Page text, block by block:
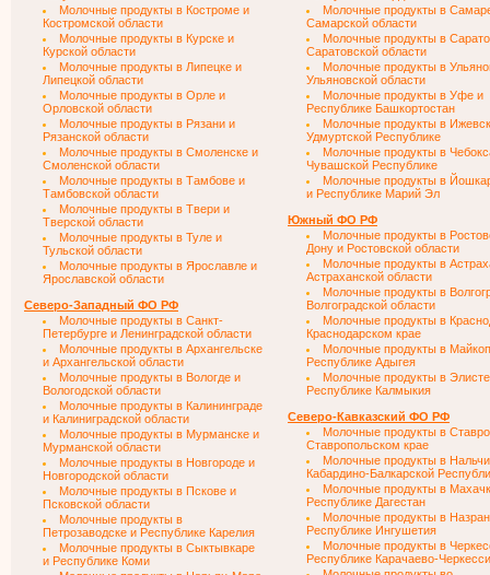
Молочные продукты в Костроме и
Костромской области
Молочные продукты в Курске и
Курской области
Молочные продукты в Липецке и
Липецкой области
Молочные продукты в Орле и
Орловской области
Молочные продукты в Рязани и
Рязанской области
Молочные продукты в Смоленске и
Смоленской области
Молочные продукты в Тамбове и
Тамбовской области
Молочные продукты в Твери и
Тверской области
Молочные продукты в Туле и
Тульской области
Молочные продукты в Ярославле и
Ярославской области
Северо-Западный ФО РФ
Молочные продукты в Санкт-
Петербурге и Ленинградской области
Молочные продукты в Архангельске
и Архангельской области
Молочные продукты в Вологде и
Вологодской области
Молочные продукты в Калининграде
и Калиниградской области
Молочные продукты в Мурманске и
Мурманской области
Молочные продукты в Новгороде и
Новгородской области
Молочные продукты в Пскове и
Псковской области
Молочные продукты в
Петрозаводске и Республике Карелия
Молочные продукты в Сыктывкаре
и Республике Коми
Молочные продукты в
Самарской области
Молочные продукты в
Саратовской области
Молочные продукты в
Ульяновской области
Молочные продукты в Уфе и
Республике Башкортостан
Молочные продукты в
Удмуртской Республике
Молочные продукты в
Чувашской Республике
Молочные продукты в
и Республике Марий Эл
Южный ФО РФ
Молочные продукты в
Дону и Ростовской области
Молочные продукты в
Астраханской области
Молочные продукты в
Волгоградской области
Молочные продукты в
Краснодарском крае
Молочные продукты в
Республике Адыгея
Молочные продукты в
Республике Калмыкия
Северо-Кавказский ФО РФ
Молочные продукты в
Ставропольском крае
Молочные продукты в
Кабардино-Балкарской
Молочные продукты в
Республике Дагестан
Молочные продукты в
Республике Ингушетия
Молочные продукты в
Республике Карачаево-